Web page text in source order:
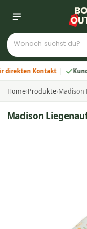
Kontakt
Home›Produkte›Madison
Madison